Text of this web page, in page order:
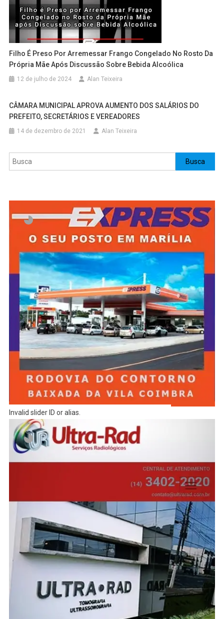
Filho É Preso Por Arremessar Frango Congelado No Rosto Da
Própria Mãe Após Discussão Sobre Bebida Alcoólica
12 de julho de 2024 Alan Teixeira
CÂMARA MUNICIPAL APROVA AUMENTO DOS SALÁRIOS DO
PREFEITO, SECRETÁRIOS E VEREADORES
14 de dezembro de 2021 Alan Teixeira
Pesquisar Busca
Invalid slider ID or alias.